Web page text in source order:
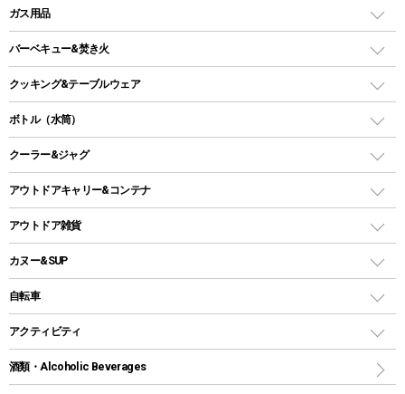
ロッジ型・オリジナルテント
タープ
スクエアタープ（レクタタープ）
メッシュタープ
自立式タープ
パラソル
テントアクセサリー
ペグ
グランドシート
ガイドロープ
ツール
LEDランタン
ガスランタン
オイルランタン
LEDライト
ヘッドライト
キャンドル
ガス用品
ガスバーナー
ガス缶
ガストーチ、ライター
バーベキュー&焚き火
バーベキューコンロ、グリル
焚き火台タイプ（ロースタイル）グリル
卓上タイプグリル
パーティータイプグリル
鉄板、アミ
焚き火台&ストーブ
火起こし
バーベキューツール
クッキング&テーブルウェア
ダッチオーブン
ホットサンドメーカー
クッカーセット
シェラカップ
クッキングツール
ナイフ
ボトル（水筒）
ステンレスボトル
コップ付きタイプ
ワンタッチタイプ
プラスチックボトル
ディズニーボトル
クーラー&ジャグ
クーラーボックス
クーラーバッグ
ウォータージャグ
保冷剤
アウトドアキャリー&コンテナ
アウトドアキャリー
アウトドア雑貨
バックパック&バッグ
リュック、バックパック
トートバッグ、サコッシュ
ショッピングキャリー
カヌー&SUP
インフレータブル
カヤック
自転車
折りたたみ自転車
スポーツサイクル
シティサイクル
アクティビティ
マリン
酒類・Alcoholic Beverages